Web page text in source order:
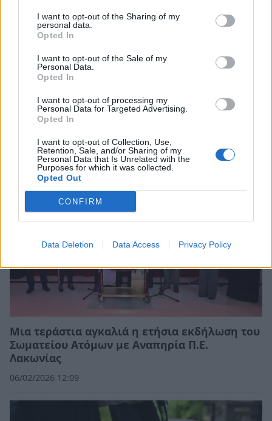
I want to opt-out of the Sharing of my
personal data.
Opted In
I want to opt-out of the Sale of my
Personal Data.
Opted In
I want to opt-out of processing my
Personal Data for Targeted Advertising.
Opted In
I want to opt-out of Collection, Use,
Retention, Sale, and/or Sharing of my
Personal Data that Is Unrelated with the
Purposes for which it was collected.
Opted Out
CONFIRM
Data Deletion Data Access Privacy Policy
Κυψέλη: Σοκαριστική καταγγελία για βιασμό
25χρονης γυναίκας ΑμεΑ
21/02/2026 18:25
Μια τεράστια αγκαλιά η ετήσια εκδήλωση του
Σωματείου Ατόμων με Αναπηρία Π.Ε.
Λακωνίας
06/02/2026 12:09